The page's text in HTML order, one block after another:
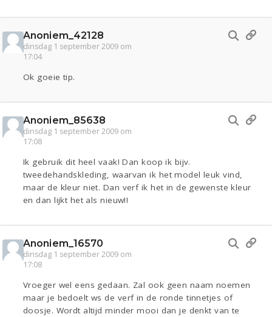
Anoniem_42128
dinsdag 1 september 2009 om
17:04
Ok goeie tip.
Anoniem_85638
dinsdag 1 september 2009 om
17:08
Ik gebruik dit heel vaak! Dan koop ik bijv.
tweedehandskleding, waarvan ik het model leuk vind,
maar de kleur niet. Dan verf ik het in de gewenste kleur
en dan lijkt het als nieuw!!
Anoniem_16570
dinsdag 1 september 2009 om
17:08
Vroeger wel eens gedaan. Zal ook geen naam noemen
maar je bedoelt ws de verf in de ronde tinnetjes of
doosje. Wordt altijd minder mooi dan je denkt van te